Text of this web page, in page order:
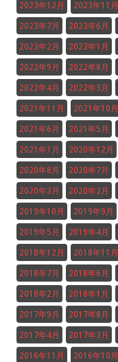
2023年12月 2023年11月
2023年7月 2023年6月
2023年2月 2023年1月
2022年9月 2022年8月
2022年4月 2022年3月
2021年11月 2021年10月
2021年6月 2021年5月
2021年1月 2020年12月
2020年8月 2020年7月
2020年3月 2020年2月
2019年10月 2019年9月
2019年5月 2019年4月
2018年12月 2018年11月
2018年7月 2018年6月
2018年2月 2018年1月
2017年9月 2017年8月
2017年4月 2017年3月
2016年11月 2016年10月